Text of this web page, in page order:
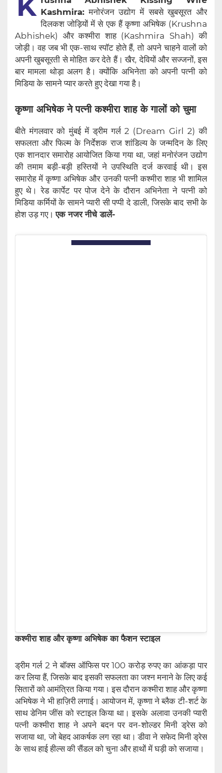
Kashmira: मनोरंजन उद्योग में सबसे खुबसूरत और
दिलकश जोड़ियों में से एक हैं कृष्णा अभिषेक (Krushna
Abhishek) और कश्मीरा शाह (Kashmira Shah) की
जोड़ी। वह जब भी एक-साथ स्पॉट होते हैं, तो अपने चाहने वालों को
अपनी खुबसूरती से मोहित कर देते हैं। खैर, देवियों और सज्जनों, इस
बार मामला थोड़ा अलग है। क्योंकि अभिनेता को अपनी पत्नी को
मिडिया के सामने प्यार करते हुए देखा गया है।‌
कृष्णा अभिषेक ने पत्नी कश्मीरा शाह के गालों को चुमा
बीते मंगलवार को मुंबई में ड्रीम गर्ल 2 (Dream Girl 2) की
सफलता और फिल्म के निर्देशक राज शांडिल्य के जन्मदिन के लिए
एक शानदार समारोह आयोजित किया गया था, जहां मनोरंजन उद्योग
की तमाम बड़ी-बड़ी हस्तियों ने उपस्थिति दर्ज करवाई थी। इस
समारोह में कृष्णा अभिषेक और उनकी पत्नी कश्मीरा शाह भी शामिल
हुए थे। रेड कार्पेट पर पोज देने के दौरान अभिनेता ने पत्नी को
मिडिया कर्मियों के सामने प्यारी सी पप्पी दे डाली, जिसके बाद सभी के
होश उड़ गए।एक नजर नीचे डालें-
कश्मीरा शाह और कृष्णा अभिषेक का फैशन स्टाइल
ड्रीम गर्ल 2 ने बॉक्स ऑफिस पर 100 करोड़ रुपए का आंकड़ा पार
कर लिया हैं, जिसके बाद इसकी सफलता का जश्न मनाने के लिए कई
सितारों को आमंत्रित किया गया। इस दौरान कश्मीरा शाह और कृष्णा
अभिषेक ने भी हाज़िरी लगाई। आयोजन में, कृष्णा ने ब्लैक टी-शर्ट के
साथ डेनिम जींस को स्टाइल किया था। इसके अलावा उनकी प्यारी
पत्नी कश्मीरा शाह ने अपने बदन पर वन-शोल्डर मिनी ड्रेस को
सजाया था, जो बेहद आकर्षक लग रहा था। डीवा ने सफेद मिनी ड्रेस
के साथ हाई हील्स की सैंडल को चुना और हाथों में घड़ी को सजाया।